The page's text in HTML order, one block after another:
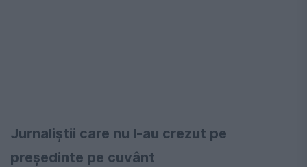
Jurnaliștii care nu l-au crezut pe
președinte pe cuvânt